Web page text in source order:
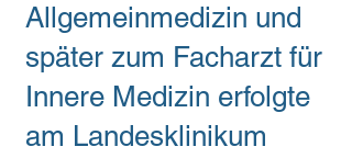
Allgemeinmedizin und
später zum Facharzt für
Innere Medizin erfolgte
am Landesklinikum